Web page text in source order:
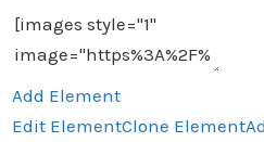
Add Element
Edit ElementClone Element